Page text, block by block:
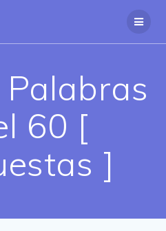
60 [
]